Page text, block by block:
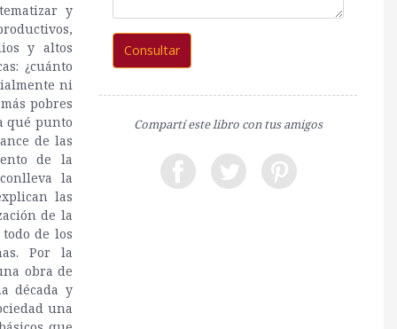
y
y altos
¿cuánto
ni
pobres
qué punto
de las
de la
la
las
de la
de los
Por la
obra de
década y
una
Consultar
Compartí este libro con tus amigos